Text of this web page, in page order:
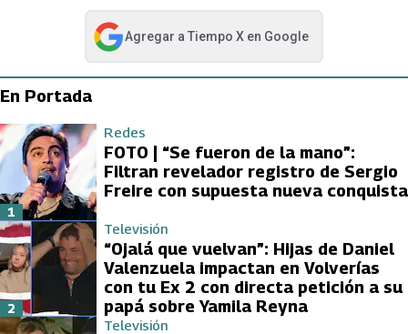
Agregar a Tiempo Xen Google
abre en nueva pestaña
En Portada
Redes
FOTO | “Se fueron de la mano”:
Filtran revelador registro de Sergio
Freire con supuesta nueva conquista
1
Televisión
“Ojalá que vuelvan”: Hijas de Daniel
Valenzuela impactan en Volverías
con tu Ex 2 con directa petición a su
papá sobre Yamila Reyna
2
Televisión